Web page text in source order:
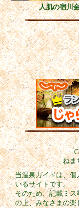
人肌の宿川
「
ねま
当温泉ガイドは、
いるサイトです。
そのため、記載ミ
の上、みなさまの